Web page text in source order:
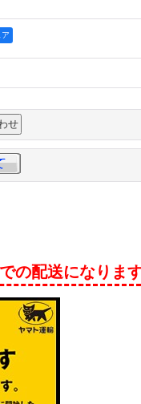
ア
の配送になりま